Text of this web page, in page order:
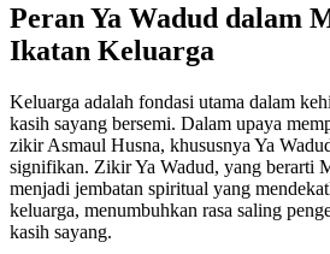
Peran Ya Wadud dalam
Ikatan Keluarga
Keluarga adalah fondasi utama dalam
kasih sayang bersemi. Dalam upaya
zikir Asmaul Husna, khususnya Ya
signifikan. Zikir Ya Wadud, yang berarti
menjadi jembatan spiritual yang
keluarga, menumbuhkan rasa saling
kasih sayang.